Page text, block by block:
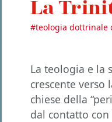
La
#teologia dottrinale
La teologia e la
crescente
chiese della
dal contatto